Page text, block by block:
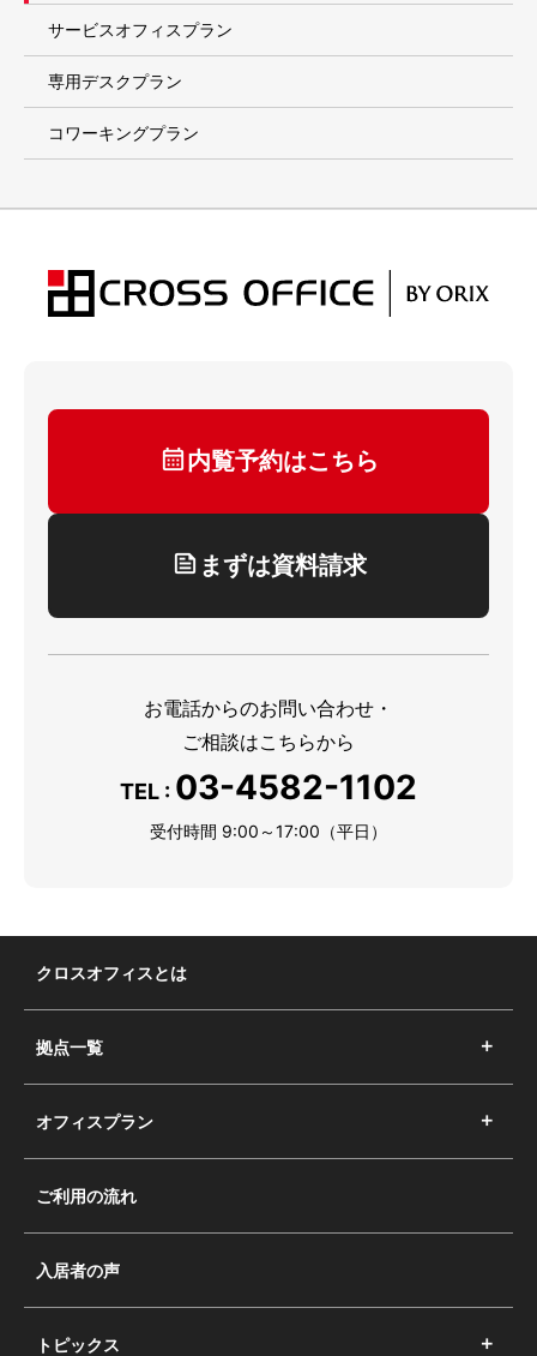
サービスオフィスプラン
専用デスクプラン
コワーキングプラン
内覧予約はこちら
まずは資料請求
お電話からのお問い合わせ・
ご相談はこちらから
TEL : 03-4582-1102
受付時間 9:00～17:00（平日）
クロスオフィスとは
拠点一覧
オフィスプラン
ご利用の流れ
入居者の声
トピックス